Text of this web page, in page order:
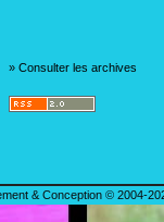
» Consulter les archives
& Conception © 2004-